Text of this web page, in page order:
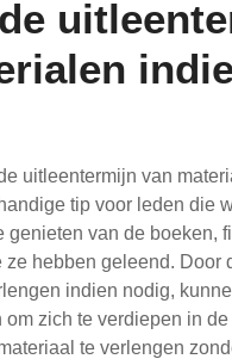
uitleentermijn van
tip voor leden die
genieten van de boeken,
ze hebben geleend. Door
indien nodig,
om zich te verdiepen in
te verlengen